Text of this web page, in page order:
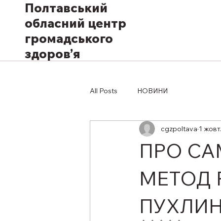
Полтавський
обласний центр
громадського
здоров’я
All Posts НОВИНИ
ПРО
МЕТОД
cgzpoltava 1